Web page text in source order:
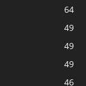
64
49
49
49
46